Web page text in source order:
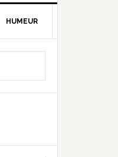
HUMEUR